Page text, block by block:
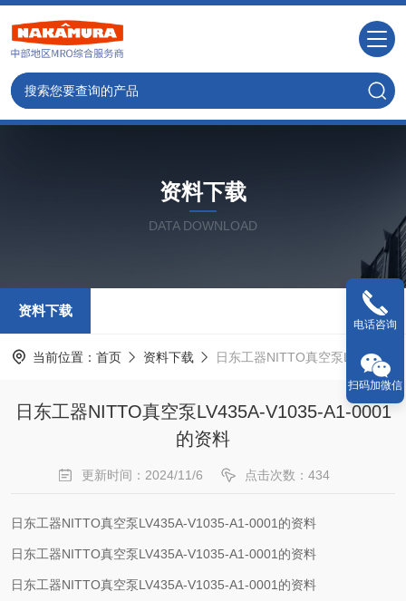
资料下载
DATA DOWNLOAD
资料下载
当前位置： 首页 资料下载 日东工器NITTO真空泵LV435A-V1035-A1-0001的资料
日东工器NITTO真空泵LV435A-V1035-A1-0001
的资料
更新时间：2024/11/6 点击次数：434
日东工器NITTO真空泵LV435A-V1035-A1-0001的资料
日东工器NITTO真空泵LV435A-V1035-A1-0001的资料
日东工器NITTO真空泵LV435A-V1035-A1-0001的资料
电话咨询
扫码加微信